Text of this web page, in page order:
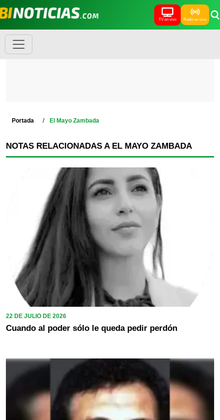
TV en vivo Radio en vivo
Portada El Mayo Zambada
NOTAS RELACIONADAS A EL MAYO ZAMBADA
22 DE JULIO DE 2026
Cuando al poder sólo le queda pedir perdón